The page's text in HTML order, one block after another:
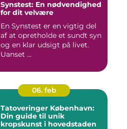
Synstest: En nødvendighed
for dit velvære
En Synstest er en vigtig del
af at opretholde et sundt syn
og en klar udsigt på livet.
Uanset ...
06. feb
Tatoveringer København:
Din guide til unik
kropskunst i hovedstaden